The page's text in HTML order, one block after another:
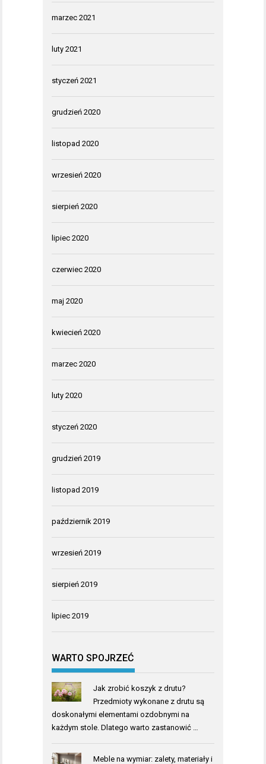
marzec 2021
luty 2021
styczeń 2021
grudzień 2020
listopad 2020
wrzesień 2020
sierpień 2020
lipiec 2020
czerwiec 2020
maj 2020
kwiecień 2020
marzec 2020
luty 2020
styczeń 2020
grudzień 2019
listopad 2019
październik 2019
wrzesień 2019
sierpień 2019
lipiec 2019
WARTO SPOJRZEĆ
Jak zrobić koszyk z drutu?
Przedmioty wykonane z drutu są
doskonałymi elementami ozdobnymi na
każdym stole. Dlatego warto zastanowić …
Meble na wymiar: zalety, materiały i